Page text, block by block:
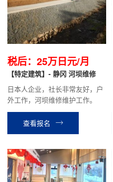
税后：25万日元/月
【特定建筑】- 静冈 河坝维修
日本人企业，社长非常友好，户
外工作，河坝维修维护工作。
查看报名